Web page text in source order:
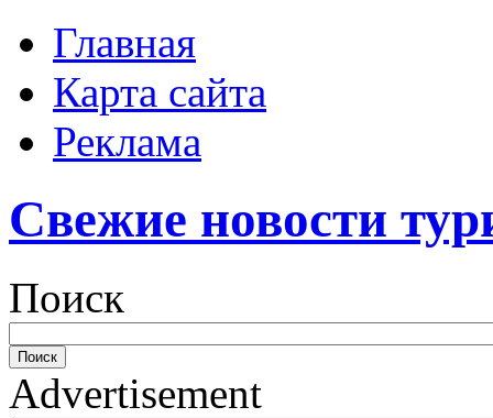
Главная
Карта сайта
Реклама
Свежие новости
Поиск
Advertisement